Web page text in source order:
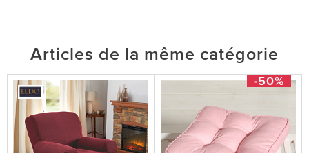
Articles de la même catégorie
-50%